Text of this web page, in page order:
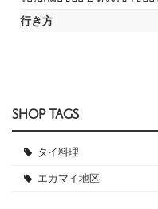
行き方
SHOP TAGS
タイ料理
エカマイ地区